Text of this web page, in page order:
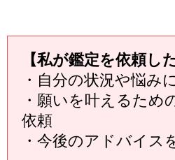
【私が鑑定を依頼し
・自分の状況や悩み
・願いを叶えるため
依頼
・今後のアドバイス